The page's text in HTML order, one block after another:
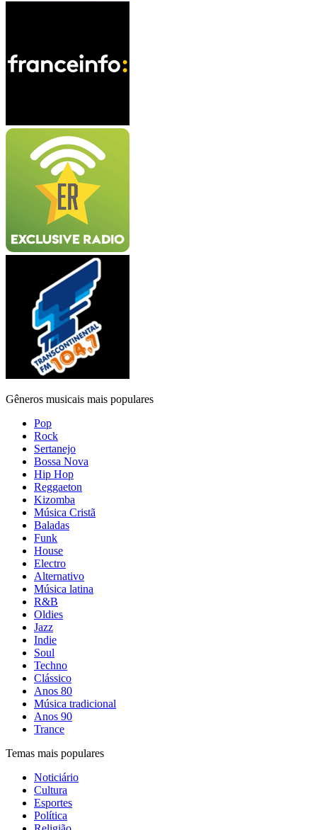
Gêneros musicais mais populares
Pop
Rock
Sertanejo
Bossa Nova
Hip Hop
Reggaeton
Kizomba
Música Cristã
Baladas
Funk
House
Electro
Alternativo
Música latina
R&B
Oldies
Jazz
Indie
Soul
Techno
Clássico
Anos 80
Música tradicional
Anos 90
Trance
Temas mais populares
Noticiário
Cultura
Esportes
Política